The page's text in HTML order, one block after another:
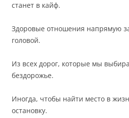
станет в кайф.
Здоровые отношения напрямую
головой.
Из всех дорог, которые мы
бездорожье.
Иногда, чтобы найти место в
остановку.